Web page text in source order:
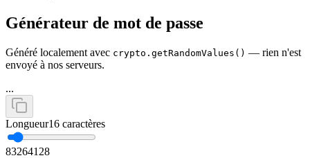
Générateur de mot de passe
Généré localement avec crypto.getRandomValues() — rien n'est
envoyé à nos serveurs.
...
Longueur16 caractères
83264128